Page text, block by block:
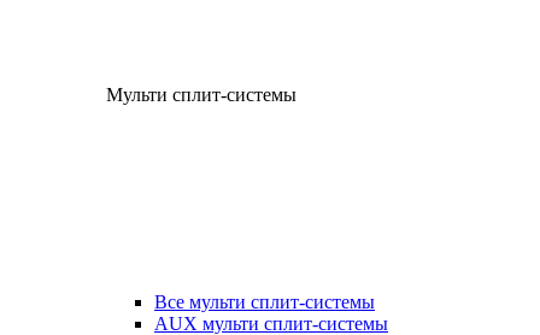
Мульти сплит-системы
Все мульти сплит-системы
AUX мульти сплит-системы